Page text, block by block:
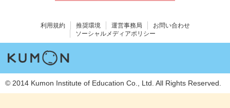
利用規約 推奨環境 運営事務局
お問い合わせ
ソーシャルメディアポリシー
© 2014 Kumon Institute of Education Co., Ltd. All Rights Reserved.